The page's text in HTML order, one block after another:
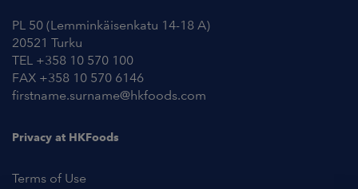
PL 50 (Lemminkäisenkatu 14-18 A)
20521 Turku
TEL +358 10 570 100
FAX +358 10 570 6146
firstname.surname@hkfoods.com
Privacy at HKFoods
Terms of Use